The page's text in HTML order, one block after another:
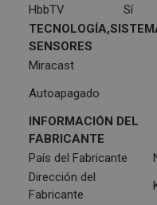
HbbTV
Sí
SENSORES
Miracast
Autoapagado
INFORMACIÓN DEL
FABRICANTE
País del Fabricante
Dirección del
Fabricante